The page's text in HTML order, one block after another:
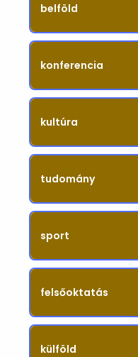
belföld
konferencia
kultúra
tudomány
sport
felsőoktatás
külföld